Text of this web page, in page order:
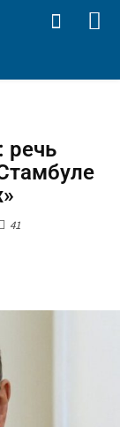
речь
41